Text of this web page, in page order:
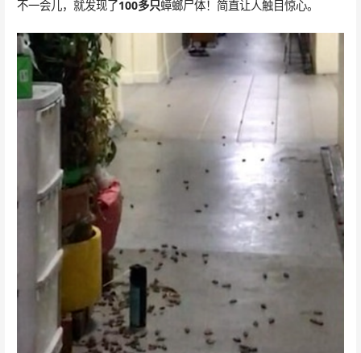
不一会儿，就发现了100多只蟑螂尸体！简直让人触目惊心。